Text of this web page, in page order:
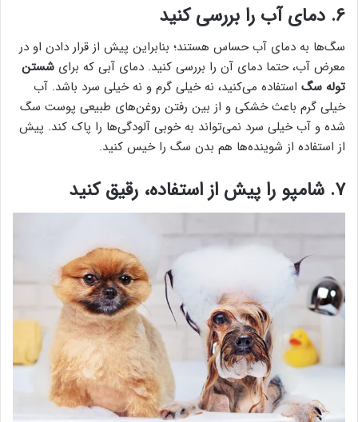
۶. دمای آب را بررسی کنید
سگ‌ها به دمای آب حساس هستند؛ بنابراین پیش از قرار دادن او در
معرض آب، حتما دمای آن را بررسی کنید. دمای آبی که برای شستن
توله سگ استفاده می‌کنید، نه خیلی گرم و نه خیلی سرد باشد. آب
خیلی گرم باعث خشکی و از بین رفتن روغن‌های طبیعی پوست سگ
شده و آب خیلی سرد نمی‌تواند به خوبی آلودگی‌ها را پاک کند. پیش
از استفاده از شوینده‌ها هم بدن سگ را خیس کنید.
۷. شامپو را پیش از استفاده، رقیق کنید